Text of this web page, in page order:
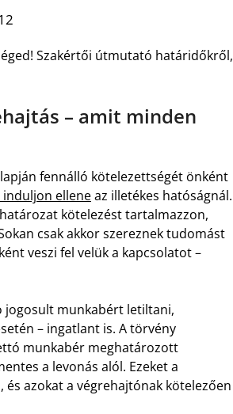
Szakértői útmutató határidőkről,
– amit minden
fennálló kötelezettségét önként
elleneaz illetékes hatóságnál.
kötelezést tartalmazzon,
csak akkor szereznek tudomást
veszi fel velük a kapcsolatot –
jogosult munkabért letiltani,
– ingatlant is. A törvény
munkabér meghatározott
a levonás alól. Ezeket a
azokat a végrehajtónak kötelezően